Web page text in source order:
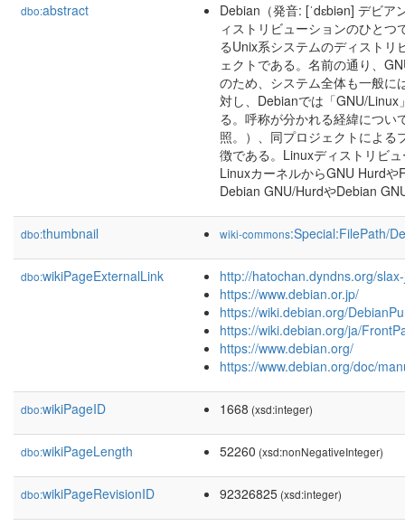
dbo:abstract
Debian（発音: [ˈdɛbiən] デビ
ィストリビューションのひと
るUnix系システムのディストリ
ェクトである。名前の通り、
のため、システム全体も一般に
対し、Debianでは「GNU/
る。呼称が分かれる経緯につい
照。）、同プロジェクトによる
徴である。Linuxディストリビ
LinuxカーネルからGNU Hurd
Debian GNU/HurdやDebian
dbo:thumbnail wiki-commons:Special:FilePath/
dbo:wikiPageExternalLink
http://hatochan.dyndns.org/
https://www.debian.or.jp/
https://wiki.debian.org/
https://wiki.debian.org/ja/
https://www.debian.org/
https://www.debian.org/doc/
dbo:wikiPageID 1668 (xsd:integer)
dbo:wikiPageLength 52260 (xsd:nonNegativeInteger)
dbo:wikiPageRevisionID 92326825 (xsd:integer)